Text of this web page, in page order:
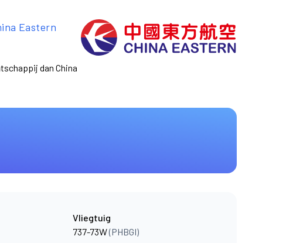
Eastern
dan China
Vliegtuig
737-73W(PHBGI)